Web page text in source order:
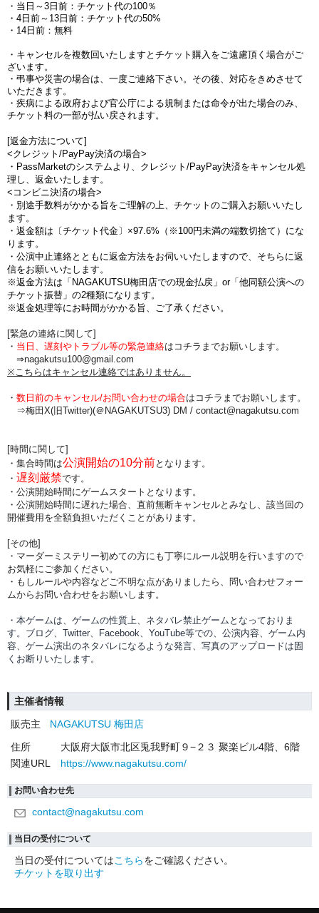
・当日～3日前：チケット代の100％
・4日前～13日前：チケット代の50%
・14日前：無料
・キャンセルを複数回いたしますとチケット購入をご遠慮頂く場合がご
ざいます。
・弔事や災害の場合は、一度ご連絡下さい。その後、対応をきめさせて
いただきます。
・疾病による政府および官公庁による規制または命令が出た場合のみ、
チケット料の一部が払い戻されます。
[返金方法について]
<クレジット/PayPay決済の場合>
・PassMarketのシステムより、クレジット/PayPay決済をキャンセル処
理し、返金いたします。
<コンビニ決済の場合>
・別途手数料がかかる旨をご理解の上、チケットのご購入お願いいたし
ます。
・返金額は〔チケット代金〕×97.6%（※100円未満の端数切捨て）にな
ります。
・公演中止連絡とともに返金方法をお伺いいたしますので、そちらに返
信をお願いいたします。
※返金方法は「NAGAKUTSU梅田店での現金払戻」or「他同額公演への
チケット振替」の2種類になります。
※返金処理等にお時間がかかる旨、ご了承ください。
[緊急の連絡に関して]
・ 当日、遅刻やトラブル等の緊急連絡はコチラまでお願いします。
⇒nagakutsu100@gmail.com
※こちらはキャンセル連絡ではありません。
・ 数日前のキャンセル/お問い合わせの場合は コチラまでお願いします。
⇒梅田X(旧Twitter)(＠NAGAKUTSU3) DM / contact@nagakutsu.com
[時間に関して]
・集合時間は公演開始の10分前となります。
・ 遅刻厳禁です。
・公演開始時間にゲームスタートとなります。
・公演開始時間に遅れた場合、直前無断キャンセルとみなし、該当回の
開催費用を全額負担いただくことがあります。
[その他]
・マーダーミステリー初めての方にも丁寧にルール説明を行いますので
お気軽にご参加ください。
・もしルールや内容などご不明な点がありましたら、問い合わせフォー
ムからお問い合わせをお願いします。
・本ゲームは、ゲームの性質上、ネタバレ禁止ゲームとなっておりま
す。ブログ、Twitter、Facebook、YouTube等での、 公演内容、 ゲーム内
容、ゲーム演出のネタバレになるような発言、写真のアップロードは固
くお断りいたします。
主催者情報
販売主
NAGAKUTSU 梅田店
住所
大阪府大阪市北区兎我野町９−２３ 聚楽ビル4階、6階
関連URL
https://www.nagakutsu.com/
お問い合わせ先
contact@nagakutsu.com
当日の受付について
当日の受付についてはこちらをご確認ください。
チケットを取り出す